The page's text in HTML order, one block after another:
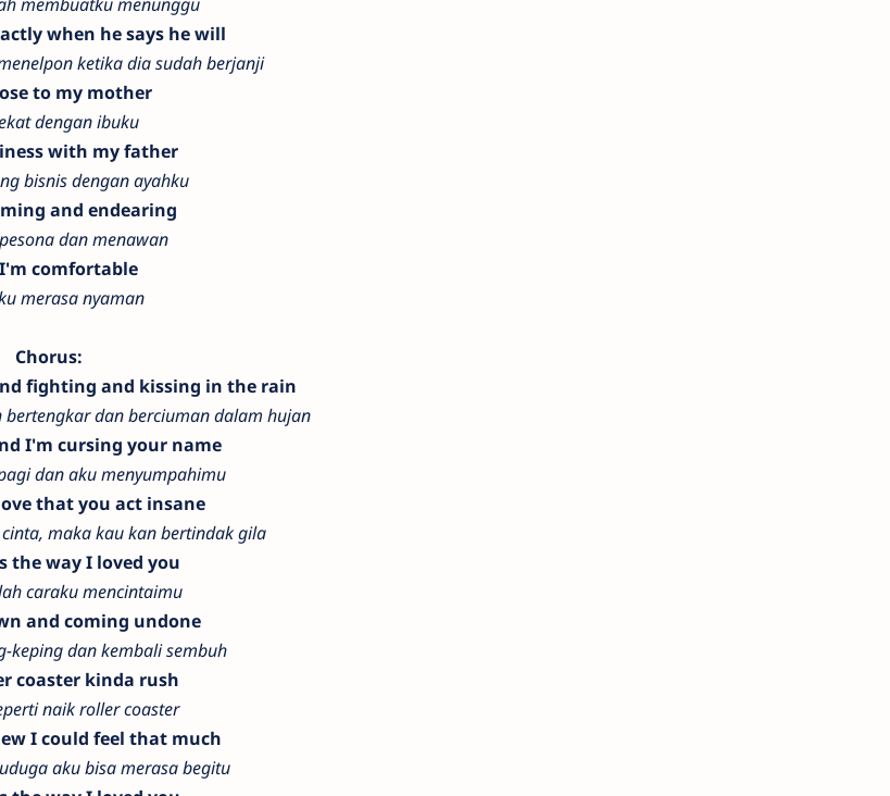
when he says he will
ketika dia sudah berjanji
to my mother
dengan ibuku
with my father
bisnis dengan ayahku
and endearing
dan menawan
comfortable
merasa nyaman
Chorus:
fighting and kissing in the rain
dan berciuman dalam hujan
I'm cursing your name
dan aku menyumpahimu
that you act insane
maka kau kan bertindak gila
the way I loved you
caraku mencintaimu
and coming undone
keping dan kembali sembuh
coaster kinda rush
naik roller coaster
I could feel that much
aku bisa merasa begitu